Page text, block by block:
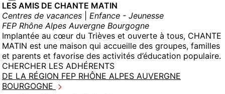
LES AMIS DE CHANTE MATIN
Centres de vacances
Enfance - Jeunesse
FEP Rhône Alpes Auvergne Bourgogne
Implantée au cœur du Trièves et ouverte à tous, CHANTE
MATIN est une maison qui accueille des groupes, familles
et parents et favorise des activités d’éducation populaire.
CHERCHER LES ADHÉRENTS
DE LA RÉGION FEP RHÔNE ALPES AUVERGNE
BOURGOGNE